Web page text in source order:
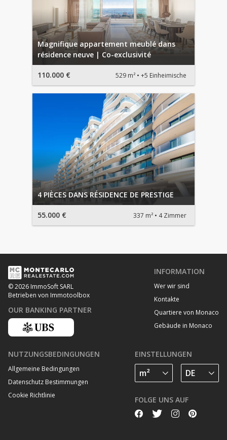
Magnifique appartement meublé dans
résidence neuve | Co-exclusivité
110.000 € 529 m² +5 Einheimische
4 PIÈCES DANS RÉSIDENCE DE PRESTIGE
55.000 € 337 m² 4 Zimmer
© 2026 ImmoSoft SARL
Betrieben von Immotoolbox
OUR BANKING PARTNER
INFORMATION
Wer wir sind
Kontakte
Quartiere von Monaco
Gebäude in Monaco
NUTZUNGSBEDINGUNGEN
Allgemeine Bedingungen
Datenschutz Bestimmungen
Cookie Richtlinie
EINSTELLUNGEN
FOLGE UNS AUF